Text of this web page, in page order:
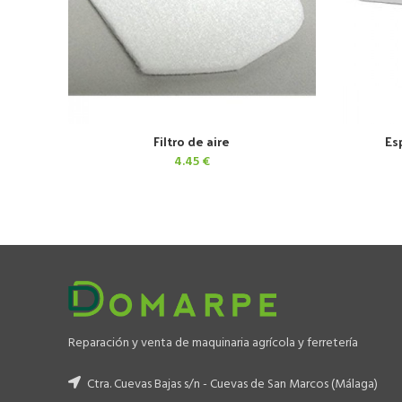
AÑADIR AL CARRITO
Filtro de aire
4.45€
Reparación y venta de maquinaria agrícola y ferretería
Ctra. Cuevas Bajas s/n - Cuevas de San Marcos (Málaga)